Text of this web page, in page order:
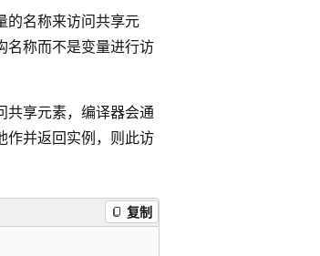
的名称来访问共享元
名称而不是变量进行访
共享元素，编译器会通
作并返回实例，则此访
复制